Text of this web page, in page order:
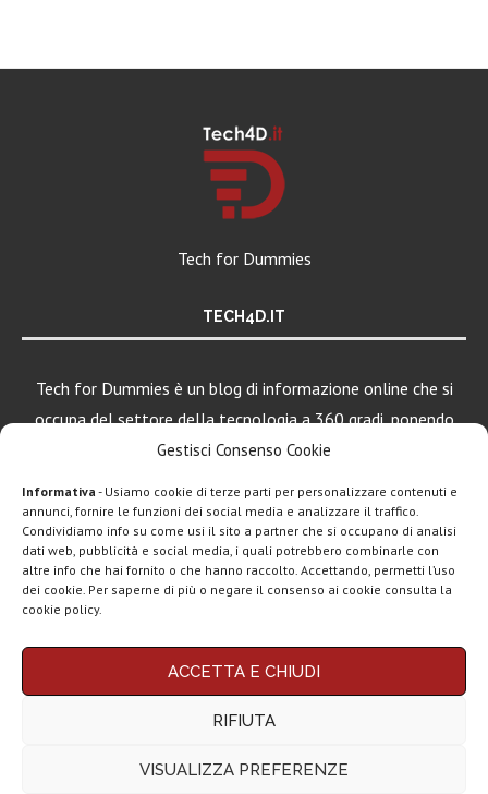
Gestisci Consenso Cookie
Informativa - Usiamo cookie di terze parti per personalizzare contenuti e
annunci, fornire le funzioni dei social media e analizzare il traffico.
Condividiamo info su come usi il sito a partner che si occupano di analisi
dati web, pubblicità e social media, i quali potrebbero combinarle con
altre info che hai fornito o che hanno raccolto. Accettando, permetti l’uso
dei cookie. Per saperne di più o negare il consenso ai cookie consulta la
cookie policy.
ACCETTA E CHIUDI
RIFIUTA
VISUALIZZA PREFERENZE
Tech for Dummies
TECH4D.IT
Tech for Dummies è un blog di informazione online che si
occupa del settore della tecnologia a 360 gradi, ponendo
una particolare attenzione al mondo Android, Apple e
Chi siamo Contatti Disclaimer Privacy policy
Questo blog non rappresenta una testata giornalistica in quanto viene aggiornato
Affiliazione Amazon EU, un programma che eroga ai siti una commissione
LEGGI ANCHE
Apple lancia
Xiaomi lancia